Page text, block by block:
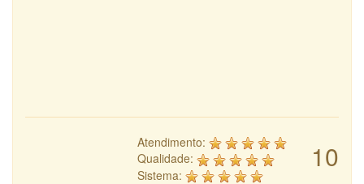
10
Atendimento:
Qualidade:
Sistema: